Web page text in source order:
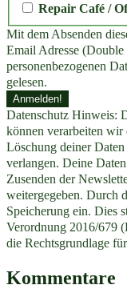
Repair Café /
Mit dem Absenden
Email Adresse
personenbezogenen
gelesen.
Datenschutz Hinweis:
können verarbeiten wir
Löschung deiner Daten
verlangen. Deine
Zusenden der
weitergegeben. Durch
Speicherung ein. Dies
Verordnung 2016/679
die Rechtsgrundlage
Kommentare